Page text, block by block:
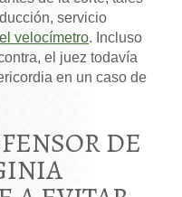
servicio
velocímetro. Incluso
el juez todavía
en un caso de
DE